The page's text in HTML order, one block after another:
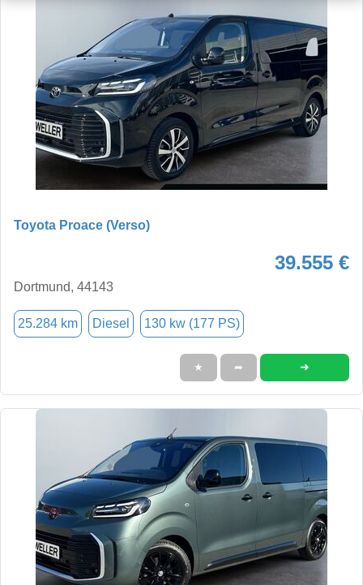
Toyota Proace (Verso)
39.555 €
Dortmund, 44143
25.284 km Diesel 130 kw (177 PS)
★ ➦ ➜